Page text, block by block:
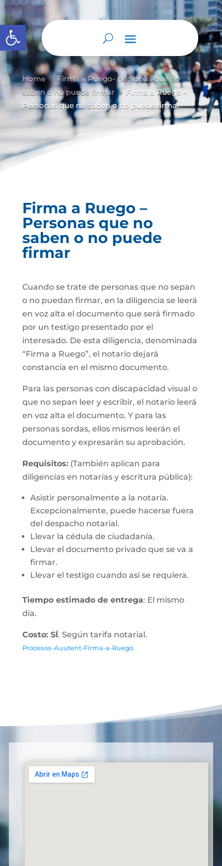
Abrir barra de herramientas
Home 9 Firma a Ruego- personas que no
saben o no puede firmar 9
Firma a Ruego –
Personas que no saben o no puede firmar
Firma a Ruego –
Personas que no
saben o no puede
firmar
Cuando se trate de personas que no sepan
o no puedan firmar, en la diligencia se leerá
en voz alta el documento que será firmado
por un testigo presentado por el
interesado. De esta diligencia, denominada
“Firma a Ruego”, el notario dejará
constancia en el mismo documento.
Para las personas con discapacidad visual o
que no sepan leer y escribir, el notario leerá
en voz alta el documento. Y para las
personas sordas, ellos mismos leerán el
documento y expresarán su aprobación.
Requisitos:(También aplican para
diligencias en notarías y escritura pública):
Asistir personalmente a la notaría.
Excepcionalmente, puede hacerse fuera
del despacho notarial.
Llevar la cédula de ciudadanía.
Llevar el documento privado que se va a
firmar.
Llevar el testigo cuando así se requiera.
Tiempo estimado de entrega: El mismo
día.
Costo: SÍ. Según tarifa notarial.
Procesos-Auutent-Firma-a-Ruego